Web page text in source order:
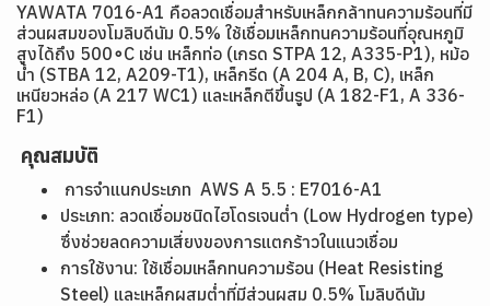
YAWATA 7016-A1 คือลวดเชื่อมสำหรับเหล็กกล้าทนความร้อนที่มี
ส่วนผสมของโมลิบดีนัม 0.5% ใช้เชื่อมเหล็กทนความร้อนที่อุณหภูมิ
สูงได้ถึง 500∘C เช่น เหล็กท่อ (เกรด STPA 12, A335-P1), หม้อ
น้ำ (STBA 12, A209-T1), เหล็กรีด (A 204 A, B, C), เหล็ก
เหนียวหล่อ (A 217 WC1) และเหล็กตีขึ้นรูป (A 182-F1, A 336-
F1)
คุณสมบัติ
การจำแนกประเภท AWS A 5.5 : E7016-A1
ประเภท: ลวดเชื่อมชนิดไฮโดรเจนต่ำ (Low Hydrogen type)
ซึ่งช่วยลดความเสี่ยงของการแตกร้าวในแนวเชื่อม
การใช้งาน: ใช้เชื่อมเหล็กทนความร้อน (Heat Resisting
Steel) และเหล็กผสมต่ำที่มีส่วนผสม 0.5% โมลิบดีนัม